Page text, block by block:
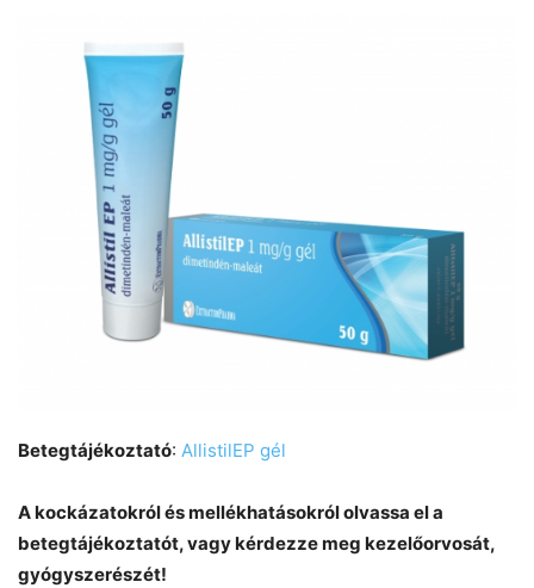
Betegtájékoztató: AllistilEP gél
A kockázatokról és mellékhatásokról olvassa el a
betegtájékoztatót, vagy kérdezze meg kezelőorvosát,
gyógyszerészét!